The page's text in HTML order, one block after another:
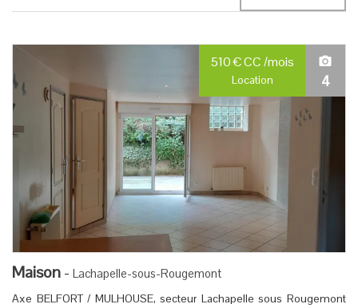
510€CC/mois
Location 4
Maison- Lachapelle-sous-Rougemont
Axe BELFORT / MULHOUSE, secteur Lachapelle sous Rougemont